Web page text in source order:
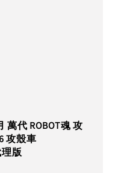
萬代 ROBOT魂 攻
攻殼車
版